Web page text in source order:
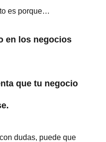
es porque…
en los negocios
que tu negocio
dudas, puede que